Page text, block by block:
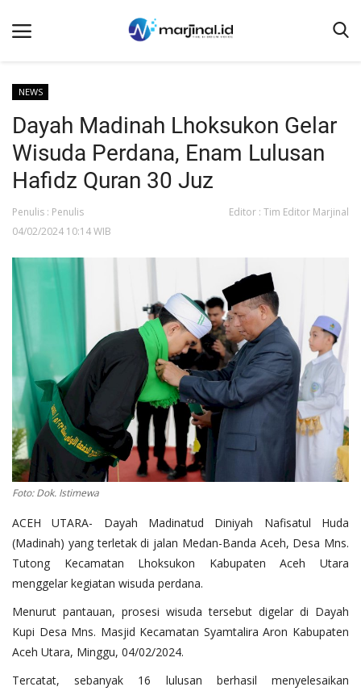
Beranda
NEWS
Redaksi
EDUKASI
LINTAS DESA
WISATA
LENSA
ADVETORIAL
OPINI
Kontak
GALERI
Ketentuan dan Layanan
Alamat Kami
Tentang Kami
Login
Daftar
NEWS
Dayah Madinah Lhoksukon Gelar
Wisuda Perdana, Enam Lulusan
Hafidz Quran 30 Juz
Penulis : Penulis
Editor : Tim Editor Marjinal
04/02/2024 10:14 WIB
Foto: Dok. Istimewa
ACEH UTARA- Dayah Madinatud Diniyah Nafisatul Huda
(Madinah) yang terletak di jalan Medan-Banda Aceh, Desa Mns.
Tutong Kecamatan Lhoksukon Kabupaten Aceh Utara
menggelar kegiatan wisuda perdana.
Menurut pantauan, prosesi wisuda tersebut digelar di Dayah
Kupi Desa Mns. Masjid Kecamatan Syamtalira Aron Kabupaten
Aceh Utara, Minggu, 04/02/2024.
Tercatat, sebanyak 16 lulusan berhasil menyelesaikan